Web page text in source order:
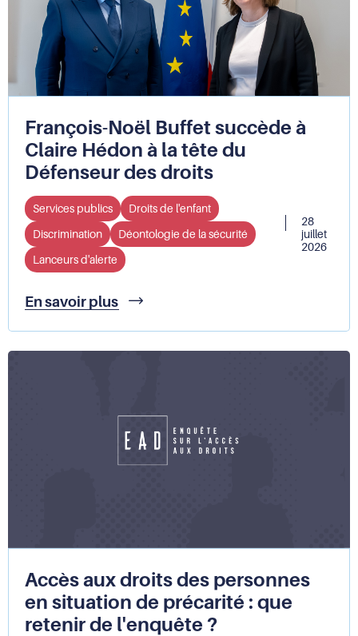
les
discriminations
liées
à
l’origine
(PRADO)
Plan
LGBTI+
2026-
2029
le
Défenseur
des
droits
ses
aux
contre
les
discriminations
François-Noël Buffet succède à
Claire Hédon à la tête du
Défenseur des droits
Services publics
Droits de l'enfant
Discrimination
Déontologie de la sécurité
Lanceurs d'alerte
28
juillet
2026
En savoir plus
François-
Buffet
succède
à
la
tête
du
Accès aux droits des personnes
en situation de précarité : que
retenir de l'enquête ?